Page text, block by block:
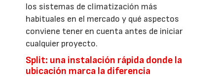
los sistemas de climatización más
habituales en el mercado y qué aspectos
conviene tener en cuenta antes de iniciar
cualquier proyecto.
Split: una instalación rápida donde la
ubicación marca la diferencia